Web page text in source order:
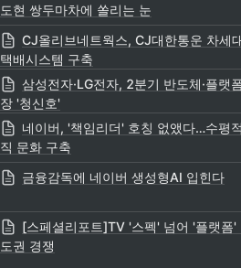
도현 쌍두마차에 쏠리는 눈
CJ올리브네트웍스, CJ대한통운 차세
택배시스템 구축
삼성전자·LG전자, 2분기 반도체·플랫
장 '청신호'
네이버, '책임리더' 호칭 없앴다…수평
직 문화 구축
금융감독에 네이버 생성형AI 입힌다
[스페셜리포트]TV '스펙' 넘어 '플랫폼'
도권 경쟁